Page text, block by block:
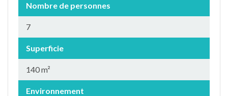
Nombre de personnes
7
Superficie
140 m²
Environnement